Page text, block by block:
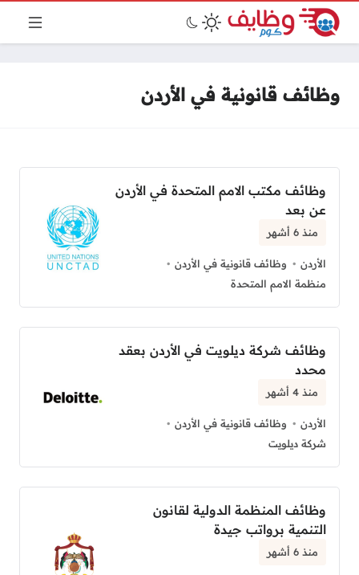
وظائف قانونية في الأردن
وظائف مكتب الامم المتحدة في الأردن
عن بعد
منذ 6 أشهر
الأردن
وظائف قانونية في الأردن
منظمة الامم المتحدة
وظائف شركة ديلويت في الأردن بعقد
محدد
منذ 4 أشهر
الأردن
وظائف قانونية في الأردن
شركة ديلويت
وظائف المنظمة الدولية لقانون
التنمية برواتب جيدة
منذ 6 أشهر